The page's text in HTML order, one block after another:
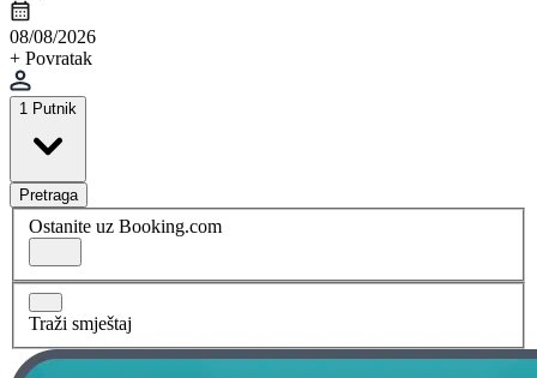
08/08/2026
+ Povratak
1 Putnik
Pretraga
Ostanite uz Booking.com
Traži smještaj